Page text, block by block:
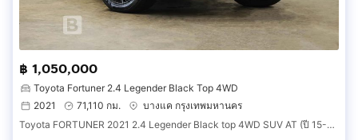
฿ 1,050,000
Toyota Fortuner 2.4 Legender Black Top 4WD
2021
71,110 กม.
บางแค กรุงเทพมหานคร
Toyota FORTUNER 2021 2.4 Legender Black top 4WD SUV AT (ปี 15-25) B4580